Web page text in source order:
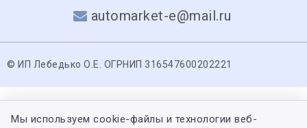
automarket-e@mail.ru
© ИП Лебедько О.Е. ОГРНИП 316547600202221
Мы используем cookie-файлы и технологии веб-